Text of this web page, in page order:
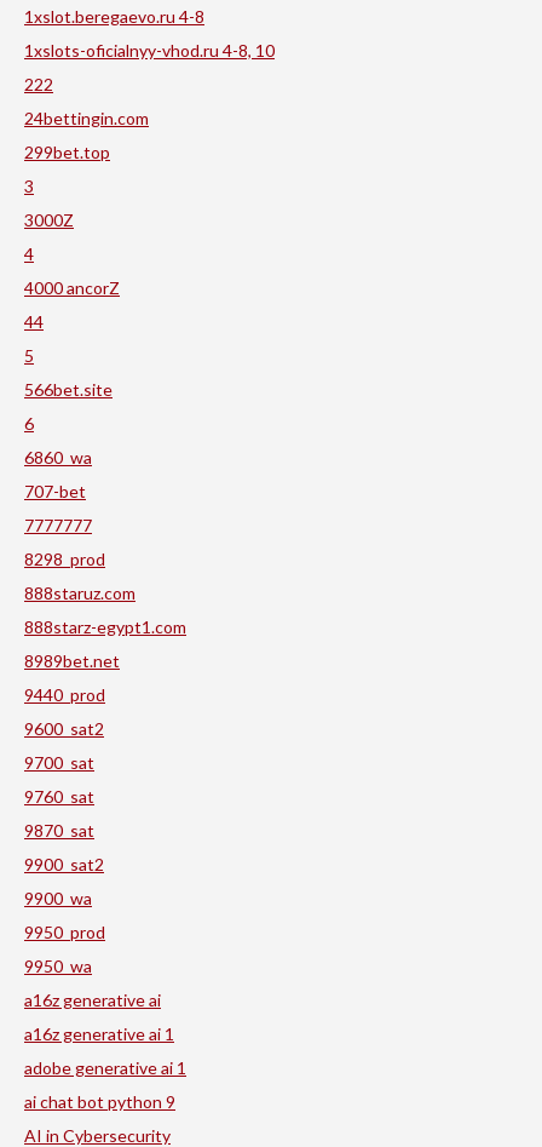
1xslot.beregaevo.ru 4-8
1xslots-oficialnyy-vhod.ru 4-8, 10
222
24bettingin.com
299bet.top
3
3000Z
4
4000 ancorZ
44
5
566bet.site
6
6860_wa
707-bet
7777777
8298_prod
888staruz.com
888starz-egypt1.com
8989bet.net
9440_prod
9600_sat2
9700_sat
9760_sat
9870_sat
9900_sat2
9900_wa
9950_prod
9950_wa
a16z generative ai
a16z generative ai 1
adobe generative ai 1
ai chat bot python 9
AI in Cybersecurity